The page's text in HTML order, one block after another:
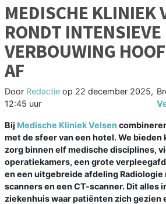
MEDISCHE KLINIEK
RONDT INTENSIEVE
VERBOUWING
AF
Door Redactie op 22 december 2025,
12:45 uur
Bij Medische Kliniek Velsen
met de sfeer van een hotel. We
zorg binnen elf medische disciplines,
operatiekamers, een grote
en een uitgebreide afdeling Radiologie
scanners en een CT-scanner. Dit alles
ziekenhuis waar patiënten zich gezien